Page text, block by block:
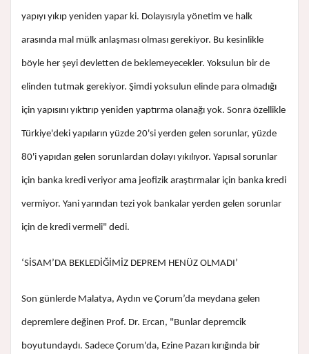
yapıyı yıkıp yeniden yapar ki. Dolayısıyla yönetim ve halk
arasında mal mülk anlaşması olması gerekiyor. Bu kesinlikle
böyle her şeyi devletten de beklemeyecekler. Yoksulun bir de
elinden tutmak gerekiyor. Şimdi yoksulun elinde para olmadığı
için yapısını yıktırıp yeniden yaptırma olanağı yok. Sonra özellikle
Türkiye'deki yapıların yüzde 20'si yerden gelen sorunlar, yüzde
80'i yapıdan gelen sorunlardan dolayı yıkılıyor. Yapısal sorunlar
için banka kredi veriyor ama jeofizik araştırmalar için banka kredi
vermiyor. Yani yarından tezi yok bankalar yerden gelen sorunlar
için de kredi vermeli" dedi.
‘SİSAM’DA BEKLEDİĞİMİZ DEPREM HENÜZ OLMADI’
Son günlerde Malatya, Aydın ve Çorum’da meydana gelen
depremlere değinen Prof. Dr. Ercan, "Bunlar depremcik
boyutundaydı. Sadece Çorum'da, Ezine Pazarı kırığında bir